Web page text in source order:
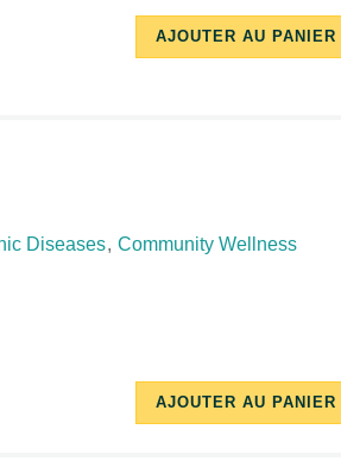
AJOUTER AU PANIER
10/17/2018
11/26/2018
Diseases, Community Wellness
AJOUTER AU PANIER
03/13/2019
03/13/2019